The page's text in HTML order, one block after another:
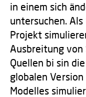
in einem sich
untersuchen.
Projekt
Ausbreitung
Quellen bi sin
globalen Version
Modelles